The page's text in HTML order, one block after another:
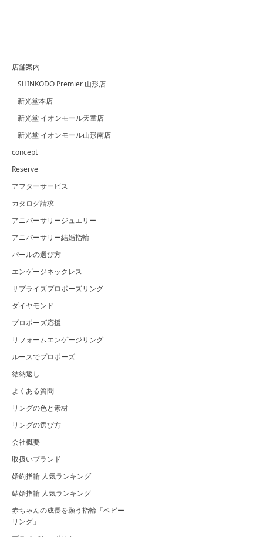
店舗案内
SHINKODO Premier 山形店
新光堂本店
新光堂 イオンモール天童店
新光堂 イオンモール山形南店
concept
Reserve
アフターサービス
カタログ請求
アニバーサリージュエリー
アニバーサリー結婚指輪
パールの選び方
エンゲージネックレス
サプライズプロポーズリング
ダイヤモンド
プロポーズ応援
リフォームエンゲージリング
ルースでプロポーズ
結納返し
よくある質問
リングの色と素材
リングの選び方
会社概要
取扱いブランド
婚約指輪 人気ランキング
結婚指輪 人気ランキング
赤ちゃんの成長を願う指輪「ベビー
リング」